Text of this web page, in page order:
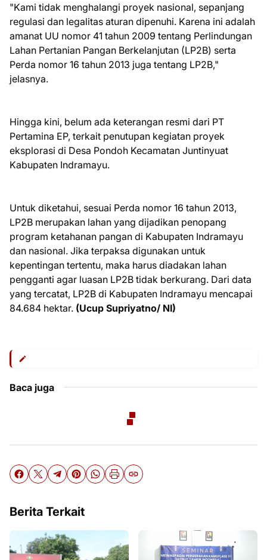
"Kami tidak menghalangi proyek nasional, sepanjang
regulasi dan legalitas aturan dipenuhi. Karena ini adalah
amanat UU nomor 41 tahun 2009 tentang Perlindungan
Lahan Pertanian Pangan Berkelanjutan (LP2B) serta
Perda nomor 16 tahun 2013 juga tentang LP2B,"
jelasnya.
Hingga kini, belum ada keterangan resmi dari PT
Pertamina EP, terkait penutupan kegiatan proyek
eksplorasi di Desa Pondoh Kecamatan Juntinyuat
Kabupaten Indramayu.
Untuk diketahui, sesuai Perda nomor 16 tahun 2013,
LP2B merupakan lahan yang dijadikan penopang
program ketahanan pangan di Kabupaten Indramayu
dan nasional. Jika terpaksa digunakan untuk
kepentingan tertentu, maka harus diadakan lahan
pengganti agar luasan LP2B tidak berkurang. Dari data
yang tercatat, LP2B di Kabupaten Indramayu mencapai
84.684 hektar. (Ucup Supriyatno/ NI)
Baca juga
Berita Terkait